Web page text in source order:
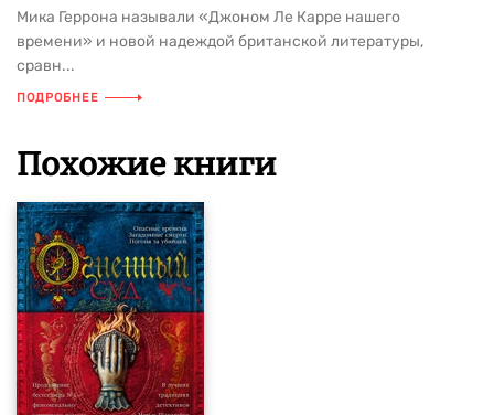
Мика Геррона называли «Джоном Ле Карре нашего
времени» и новой надеждой британской литературы,
сравн...
ПОДРОБНЕЕ
Похожие книги